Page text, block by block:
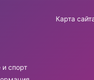
и спорт
Карта